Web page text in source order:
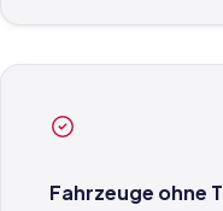
Fahrzeuge ohne